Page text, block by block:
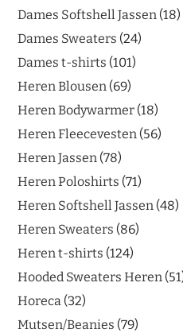
Dames Softshell Jassen 18
Dames Sweaters 24
Dames t-shirts 101
Heren Blousen 69
Heren Bodywarmer 18
Heren Fleecevesten 56
Heren Jassen 78
Heren Poloshirts 71
Heren Softshell Jassen 48
Heren Sweaters 86
Heren t-shirts 124
Hooded Sweaters Heren 51
Horeca 32
Mutsen/Beanies 79